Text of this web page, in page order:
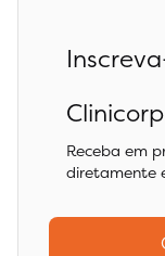
Clinicorp
Receba em
diretamente